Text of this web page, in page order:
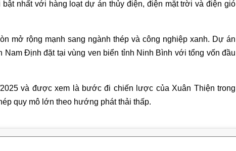
nhất với hàng loạt dự án thủy điện, điện mặt trời và điện gió
mở rộng mạnh sang ngành thép và công nghiệp xanh. Dự án
Nam Định đặt tại vùng ven biển tỉnh Ninh Bình với tổng vốn đầu
và được xem là bước đi chiến lược của Xuân Thiện trong
quy mô lớn theo hướng phát thải thấp.